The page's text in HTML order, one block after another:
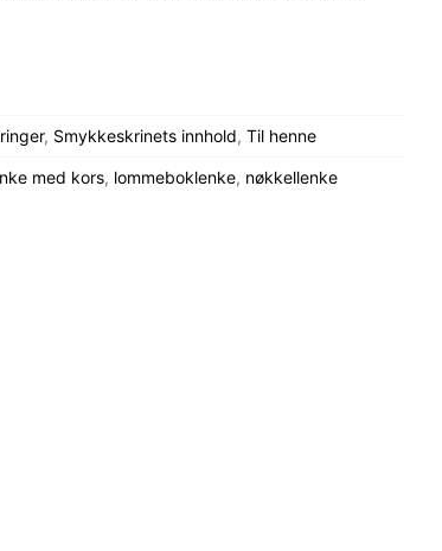
, Smykkeskrinets innhold, Til henne
med kors, lommeboklenke, nøkkellenke